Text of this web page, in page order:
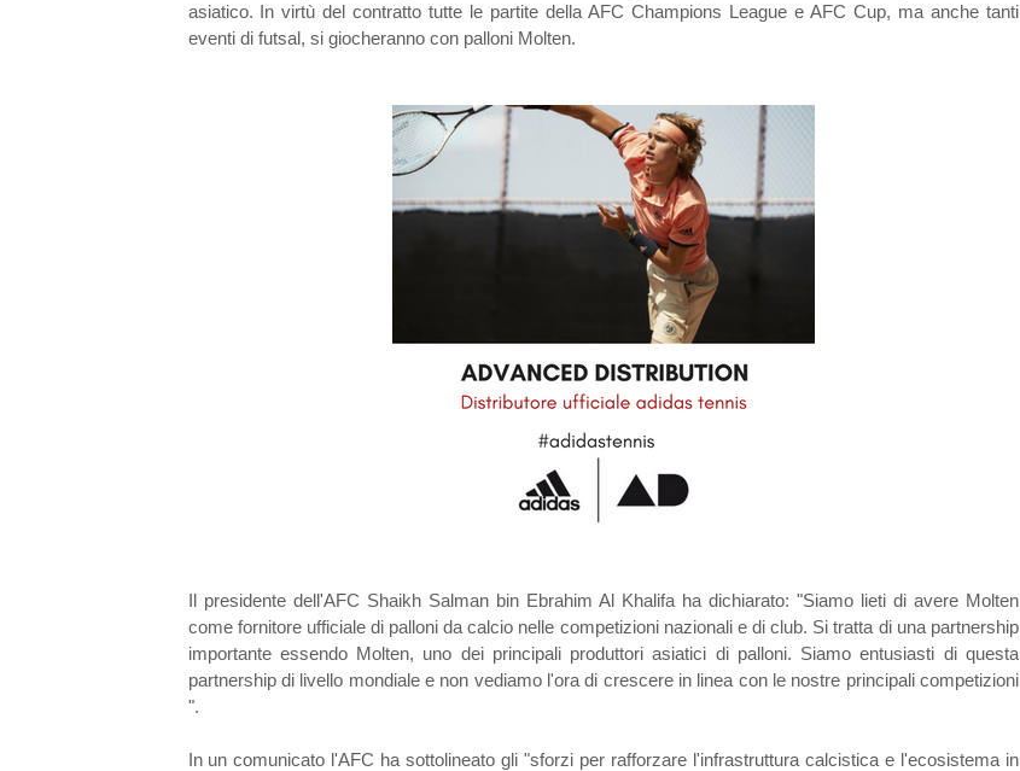
asiatico. In virtù del contratto tutte le partite della AFC Champions League e AFC Cup, ma anche tanti
eventi di futsal, si giocheranno con palloni Molten.
Il presidente dell'AFC Shaikh Salman bin Ebrahim Al Khalifa ha dichiarato: "Siamo lieti di avere Molten
come fornitore ufficiale di palloni da calcio nelle competizioni nazionali e di club. Si tratta di una partnership
importante essendo Molten, uno dei principali produttori asiatici di palloni. Siamo entusiasti di questa
partnership di livello mondiale e non vediamo l'ora di crescere in linea con le nostre principali competizioni
".
In un comunicato l'AFC ha sottolineato gli "sforzi per rafforzare l'infrastruttura calcistica e l'ecosistema in